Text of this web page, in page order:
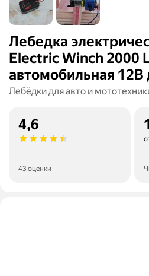
Лебедка
Electric Winch 2000
автомобильная 12В
снегохода,
Лебёдки для авто и
4,6
43 оценки